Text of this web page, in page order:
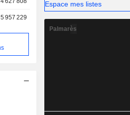
5 957 229
Espace mes listes
Palmarès